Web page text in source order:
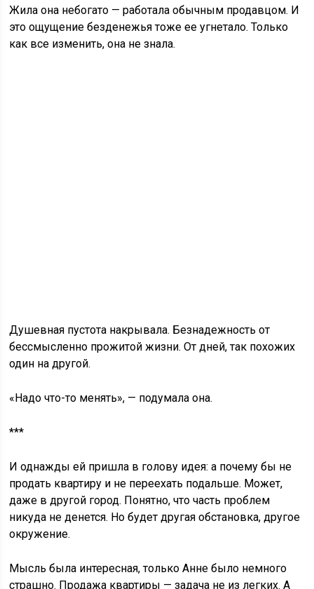
Жила она небогато — работала обычным продавцом. И
это ощущение безденежья тоже ее угнетало. Только
как все изменить, она не знала.
Душевная пустота накрывала. Безнадежность от
бессмысленно прожитой жизни. От дней, так похожих
один на другой.
«Надо что-то менять», — подумала она.
***
И однажды ей пришла в голову идея: а почему бы не
продать квартиру и не переехать подальше. Может,
даже в другой город. Понятно, что часть проблем
никуда не денется. Но будет другая обстановка, другое
окружение.
Мысль была интересная, только Анне было немного
страшно. Продажа квартиры — задача не из легких. А